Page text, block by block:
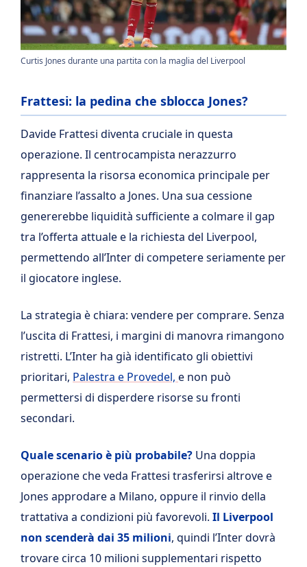
Curtis Jones durante una partita con la maglia del Liverpool
Frattesi: la pedina che sblocca Jones?
Davide Frattesi diventa cruciale in questa
operazione. Il centrocampista nerazzurro
rappresenta la risorsa economica principale per
finanziare l’assalto a Jones. Una sua cessione
genererebbe liquidità sufficiente a colmare il gap
tra l’offerta attuale e la richiesta del Liverpool,
permettendo all’Inter di competere seriamente per
il giocatore inglese.
La strategia è chiara: vendere per comprare. Senza
l’uscita di Frattesi, i margini di manovra rimangono
ristretti. L’Inter ha già identificato gli obiettivi
prioritari, Palestra e Provedel, e non può
permettersi di disperdere risorse su fronti
secondari.
Quale scenario è più probabile? Una doppia
operazione che veda Frattesi trasferirsi altrove e
Jones approdare a Milano, oppure il rinvio della
trattativa a condizioni più favorevoli. Il Liverpool
non scenderà dai 35 milioni, quindi l’Inter dovrà
trovare circa 10 milioni supplementari rispetto